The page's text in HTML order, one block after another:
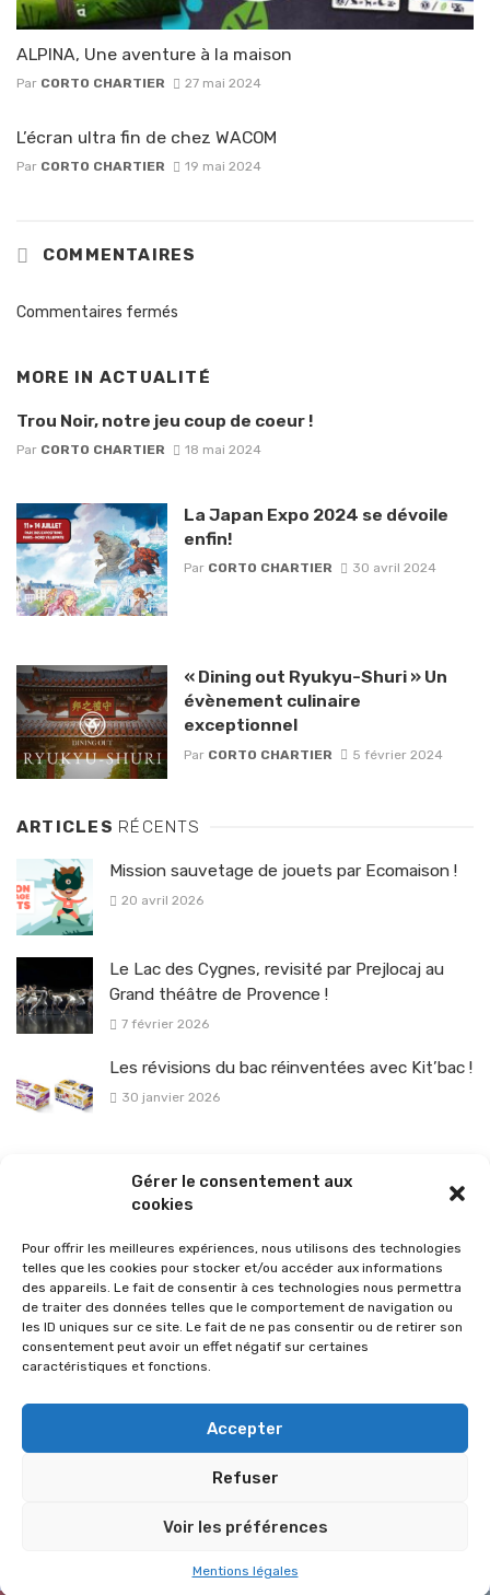
Gérer le consentement aux
cookies
Pour offrir les meilleures expériences, nous utilisons des technologies
telles que les cookies pour stocker et/ou accéder aux informations
des appareils. Le fait de consentir à ces technologies nous permettra
de traiter des données telles que le comportement de navigation ou
les ID uniques sur ce site. Le fait de ne pas consentir ou de retirer son
consentement peut avoir un effet négatif sur certaines
caractéristiques et fonctions.
Accepter
Refuser
Voir les préférences
Mentions légales
ALPINA, Une aventure à la maison
Par CORTO CHARTIER 27 mai 2024
L’écran ultra fin de chez WACOM
Par CORTO CHARTIER 19 mai 2024
COMMENTAIRES
Commentaires fermés
MORE IN ACTUALITÉ
Trou Noir, notre jeu coup de coeur !
Par CORTO CHARTIER 18 mai 2024
La Japan Expo 2024 se dévoile
enfin!
Par CORTO CHARTIER 30 avril 2024
« Dining out Ryukyu-Shuri » Un
évènement culinaire
exceptionnel
Par CORTO CHARTIER 5 février 2024
ARTICLES RÉCENTS
Mission sauvetage de jouets par Ecomaison !
20 avril 2026
Le Lac des Cygnes, revisité par Prejlocaj au
Grand théâtre de Provence !
7 février 2026
Les révisions du bac réinventées avec Kit’bac !
30 janvier 2026